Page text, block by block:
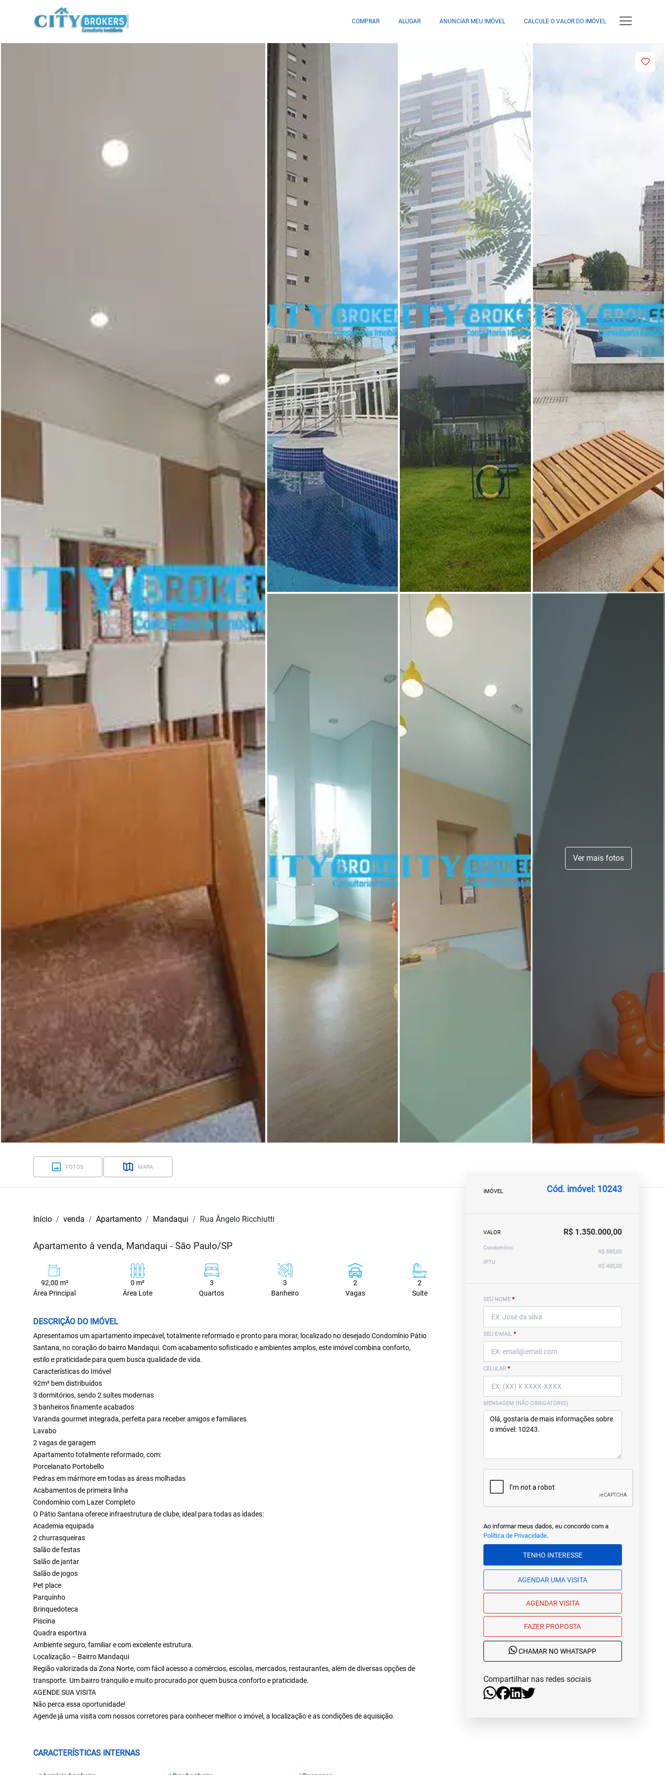
COMPRAR ALUGAR ANUNCIAR MEU IMÓVEL CALCULE O VALOR DO IMÓVEL
Ver mais fotos
FOTOS MAPA
Início venda Apartamento Mandaqui Rua Ângelo Ricchiutti
Apartamento à venda, Mandaqui - São Paulo/SP
92,00 m²
Área Principal
0 m²
Área Lote
3
Quartos
3
Banheiro
2
Vagas
2
Suite
DESCRIÇÃO DO IMÓVEL
Apresentamos um apartamento impecável, totalmente reformado e pronto para morar, localizado no desejado Condomínio Pátio
Santana, no coração do bairro Mandaqui. Com acabamento sofisticado e ambientes amplos, este imóvel combina conforto,
estilo e praticidade para quem busca qualidade de vida.
Características do Imóvel
92m² bem distribuídos
3 dormitórios, sendo 2 suítes modernas
3 banheiros finamente acabados
Varanda gourmet integrada, perfeita para receber amigos e familiares
Lavabo
2 vagas de garagem
Apartamento totalmente reformado, com:
Porcelanato Portobello
Pedras em mármore em todas as áreas molhadas
Acabamentos de primeira linha
Condomínio com Lazer Completo
O Pátio Santana oferece infraestrutura de clube, ideal para todas as idades:
Academia equipada
2 churrasqueiras
Salão de festas
Salão de jantar
Salão de jogos
Pet place
Parquinho
Brinquedoteca
Piscina
Quadra esportiva
Ambiente seguro, familiar e com excelente estrutura.
Localização – Bairro Mandaqui
Região valorizada da Zona Norte, com fácil acesso a comércios, escolas, mercados, restaurantes, além de diversas opções de
transporte. Um bairro tranquilo e muito procurado por quem busca conforto e praticidade.
AGENDE SUA VISITA
Não perca essa oportunidade!
Agende já uma visita com nossos corretores para conhecer melhor o imóvel, a localização e as condições de aquisição.
CARACTERÍSTICAS INTERNAS
IMÓVEL Cód. imóvel: 10243
VALOR R$ 1.350.000,00
Condomínio
R$ 880,00
IPTU
R$ 400,00
SEU NOME *
SEU E-MAIL *
CELULAR *
MENSAGEM (NÃO OBRIGATÓRIO)
Ao informar meus dados, eu concordo com a
Política de Privacidade.
TENHO INTERESSE
AGENDAR UMA VISITA
AGENDAR VISITA
FAZER PROPOSTA
CHAMAR NO WHATSAPP
Compartilhar nas redes sociais